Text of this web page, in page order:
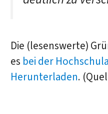
Die (lesenswerte)
es bei der
Herunterladen.